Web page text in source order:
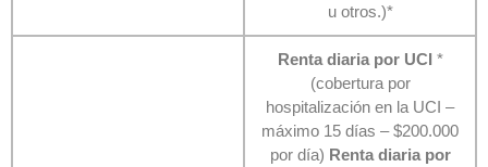
u otros.)*
Renta diaria por UCI *
(cobertura por
hospitalización en la UCI –
máximo 15 días – $200.000
por día) Renta diaria por